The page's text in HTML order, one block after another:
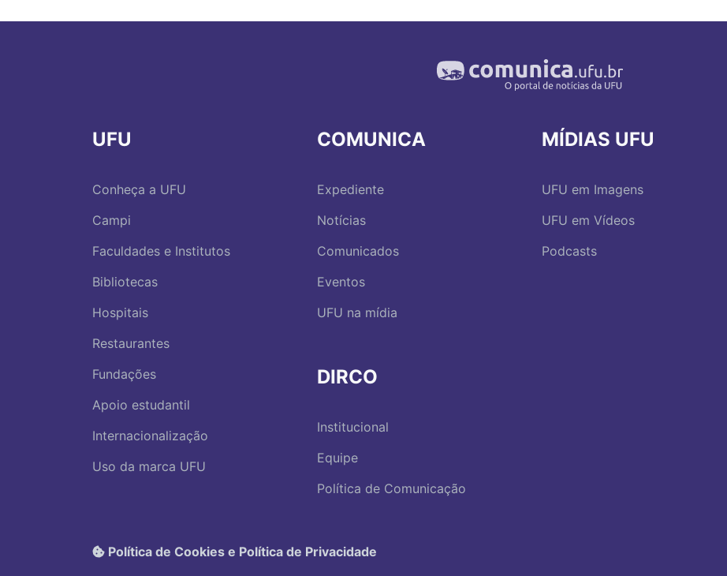
UFU
Conheça a UFU
Campi
Faculdades e Institutos
Bibliotecas
Hospitais
Restaurantes
Fundações
Apoio estudantil
Internacionalização
Uso da marca UFU
COMUNICA
Expediente
Notícias
Comunicados
Eventos
UFU na mídia
DIRCO
Institucional
Equipe
Política de Comunicação
MÍDIAS UFU
UFU em Imagens
UFU em Vídeos
Podcasts
Política de Cookies e Política de Privacidade